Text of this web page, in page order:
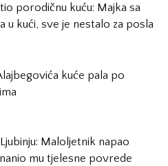
porodičnu kuću: Majka sa
u kući, sve je nestalo za posla
kuće pala po
Maloljetnik napao
mu tjelesne povrede